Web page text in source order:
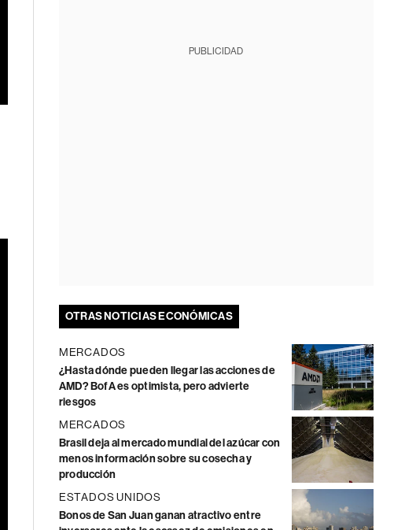
PUBLICIDAD
OTRAS NOTICIAS ECONÓMICAS
MERCADOS
¿Hasta dónde pueden llegar las acciones de
AMD? BofA es optimista, pero advierte
riesgos
MERCADOS
Brasil deja al mercado mundial del azúcar con
menos información sobre su cosecha y
producción
ESTADOS UNIDOS
Bonos de San Juan ganan atractivo entre